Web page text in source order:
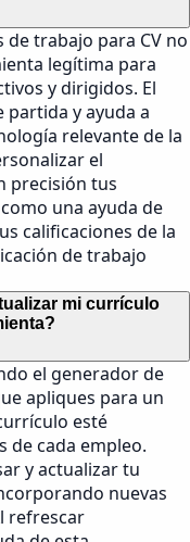
trabajo para CV no
legítima para
y dirigidos. El
y ayuda a
relevante de la
el
precisión tus
una ayuda de
calificaciones de la
de trabajo
mi currículo
el generador de
apliques para un
esté
de cada empleo.
y actualizar tu
nuevas
refrescar